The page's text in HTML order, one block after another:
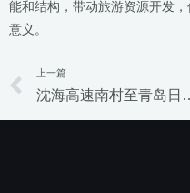
能和结构，带动旅游资源开发
意义。
Prev
上一篇
沈海高速南村